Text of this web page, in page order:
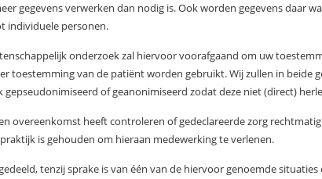
gegevens verwerken dan nodig is. Ook worden gegevens daar
individuele personen.
onderzoek zal hiervoor voorafgaand om uw
toestemming van de patiënt worden gebruikt. Wij zullen in beide
gepseudonimiseerd of geanonimiseerd zodat deze niet (direct)
overeenkomst heeft controleren of gedeclareerde zorg
is gehouden om hieraan medewerking te verlenen.
tenzij sprake is van één van de hiervoor genoemde